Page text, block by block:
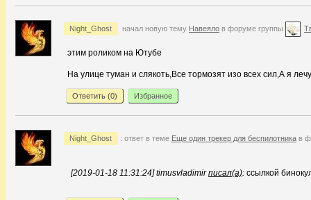
Night_Ghost начал новую тему Навеяло в форуме группы
этим роликом на Ютубе
На улице туман и слякоть,Все тормозят изо всех сил,А я
Ответить (0) Избранное
Night_Ghost : ответ в теме Еще один трекер для беспилотника в
[2019-01-18 11:31:24] timusvladimirписал(а): ссылкой